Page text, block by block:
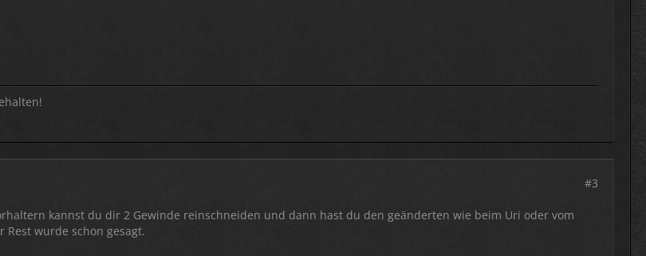
#3
kannst du dir 2 Gewinde reinschneiden und dann hast du den geänderten wie beim Uri oder vom
Rest wurde schon gesagt.